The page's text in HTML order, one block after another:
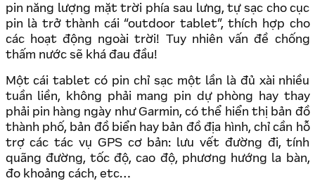
pin năng lượng mặt trời phía sau lưng, tự sạc cho cục
pin là trở thành cái “outdoor tablet”, thích hợp cho
các hoạt động ngoài trời! Tuy nhiên vấn đề chống
thấm nước sẽ khá đau đầu!
Một cái tablet có pin chỉ sạc một lần là đủ xài nhiều
tuần liền, không phải mang pin dự phòng hay thay
phải pin hàng ngày như Garmin, có thể hiển thị bản đồ
thành phố, bản đồ biển hay bản đồ địa hình, chỉ cần hỗ
trợ các tác vụ GPS cơ bản: lưu vết đường đi, tính
quãng đường, tốc độ, cao độ, phương hướng la bàn,
đo khoảng cách, etc…